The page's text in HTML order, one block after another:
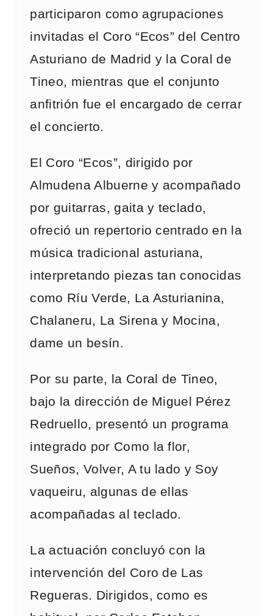
participaron como agrupaciones
invitadas el Coro “Ecos” del Centro
Asturiano de Madrid y la Coral de
Tineo, mientras que el conjunto
anfitrión fue el encargado de cerrar
el concierto.
El Coro “Ecos”, dirigido por
Almudena Albuerne y acompañado
por guitarras, gaita y teclado,
ofreció un repertorio centrado en la
música tradicional asturiana,
interpretando piezas tan conocidas
como Ríu Verde, La Asturianina,
Chalaneru, La Sirena y Mocina,
dame un besín.
Por su parte, la Coral de Tineo,
bajo la dirección de Miguel Pérez
Redruello, presentó un programa
integrado por Como la flor,
Sueños, Volver, A tu lado y Soy
vaqueiru, algunas de ellas
acompañadas al teclado.
La actuación concluyó con la
intervención del Coro de Las
Regueras. Dirigidos, como es